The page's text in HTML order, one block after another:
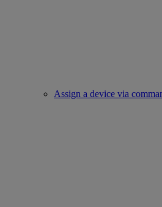
Assign a device via